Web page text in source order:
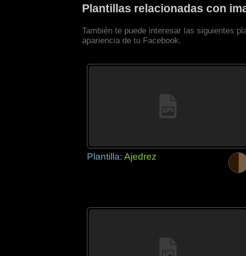
Plantillas relacionadas con
También te puede interesar las siguientes
apariencia de tu Facebook.
Plantilla: Ajedrez